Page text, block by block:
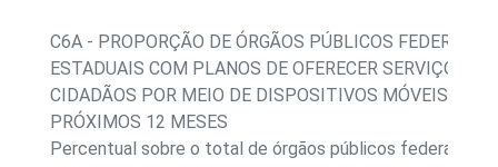
C6A - PROPORÇÃO DE ÓRGÃOS PÚBLICOS FEDERAIS E
ESTADUAIS COM PLANOS DE OFERECER SERVIÇOS
CIDADÃOS POR MEIO DE DISPOSITIVOS MÓVEIS NOS
PRÓXIMOS 12 MESES
Percentual sobre o total de órgãos públicos federais e